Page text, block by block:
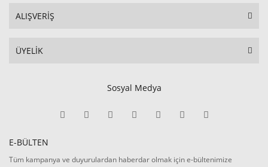
ALIŞVERİŞ
ÜYELİK
Sosyal Medya
E-BÜLTEN
Tüm kampanya ve duyurulardan haberdar olmak için e-bültenimize